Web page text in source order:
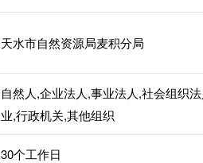
天水市自然资源局麦积分局
自然人,企业法人,事业法人,社会组织
业,行政机关,其他组织
30个工作日